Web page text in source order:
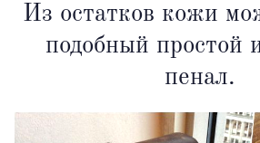
Из остатков кожи
подобный простой
пенал.